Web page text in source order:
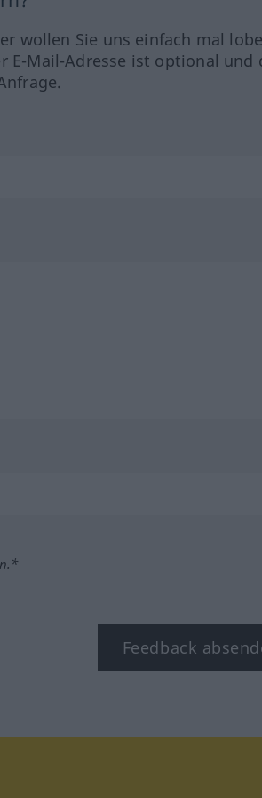
wollen Sie uns einfach mal
E-Mail-Adresse ist optional und
Feedback